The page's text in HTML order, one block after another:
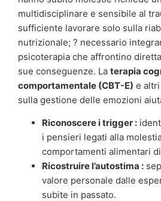
multidisciplinare e sensibile al
sufficiente lavorare solo sulla
nutrizionale; ? necessario
psicoterapia che affrontino
sue conseguenze. La terapia
comportamentale (CBT-E) e
sulla gestione delle emozioni
Riconoscere i trigger :
i pensieri legati alla
comportamenti alimentari
Ricostruire l’autostima :
valore personale dalle
subite in passato.